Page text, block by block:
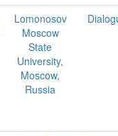
Lomonosov
Moscow
State
University,
Moscow,
Russia